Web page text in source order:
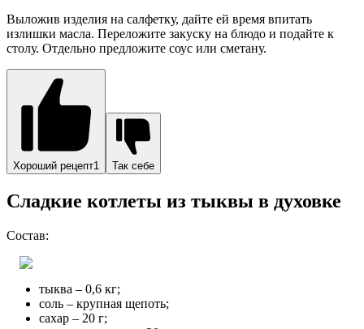
Выложив изделия на салфетку, дайте ей время впитать
излишки масла. Переложите закуску на блюдо и подайте к
столу. Отдельно предложите соус или сметану.
Хороший рецепт1 Так себе
Сладкие котлеты из тыквы в духовке
Состав:
тыква – 0,6 кг;
соль – крупная щепоть;
сахар – 20 г;